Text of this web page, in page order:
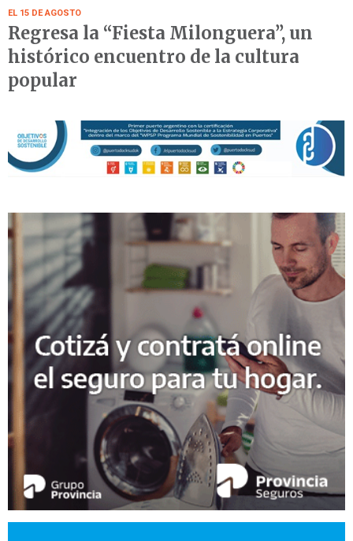
EL 15 DE AGOSTO
Regresa la “Fiesta Milonguera”, un
histórico encuentro de la cultura
popular